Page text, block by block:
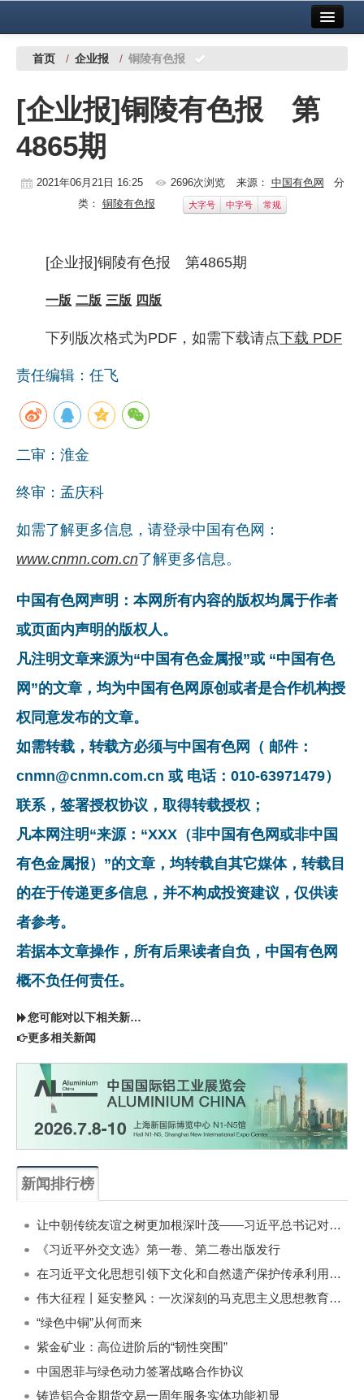
中国有色金属报社主办 广告服务
铜镍铅锌
铝
稀有稀土
企业文化
《资源再生》杂志
行情报价
数字报
首页 / 企业报 / 铜陵有色报
[企业报]铜陵有色报 第
4865期
2021年06月21日 16:25 2696次浏览 来源： 中国有色网 分
类： 铜陵有色报 大字号 中字号 常规
[企业报]铜陵有色报 第4865期
一版 二版 三版 四版
下列版次格式为PDF，如需下载请点下载 PDF
责任编辑：任飞
二审：淮金
终审：孟庆科
如需了解更多信息，请登录中国有色网：
www.cnmn.com.cn了解更多信息。
中国有色网声明：本网所有内容的版权均属于作者
或页面内声明的版权人。
凡注明文章来源为“中国有色金属报”或 “中国有色
网”的文章，均为中国有色网原创或者是合作机构授
权同意发布的文章。
如需转载，转载方必须与中国有色网（ 邮件：
cnmn@cnmn.com.cn 或 电话：010-63971479）
联系，签署授权协议，取得转载授权；
凡本网注明“来源：“XXX（非中国有色网或非中国
有色金属报）”的文章，均转载自其它媒体，转载目
的在于传递更多信息，并不构成投资建议，仅供读
者参考。
若据本文章操作，所有后果读者自负，中国有色网
概不负任何责任。
您可能对以下相关新闻同样感兴趣
更多相关新闻
新闻排行榜
让中朝传统友谊之树更加根深叶茂——习近平总书记对朝鲜进行国事访问纪实
《习近平外交文选》第一卷、第二卷出版发行
在习近平文化思想引领下文化和自然遗产保护传承利用工作开创新局面
伟大征程丨延安整风：一次深刻的马克思主义思想教育运动
“绿色中铜”从何而来
紫金矿业：高位进阶后的“韧性突围”
中国恩菲与绿色动力签署战略合作协议
铸造铝合金期货交易一周年服务实体功能初显